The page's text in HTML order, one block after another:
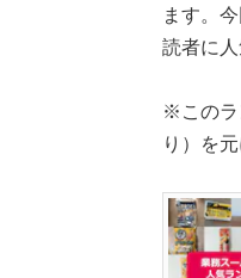
ます。
読者に
※このラ
り）を